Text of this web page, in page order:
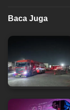
Baca Juga